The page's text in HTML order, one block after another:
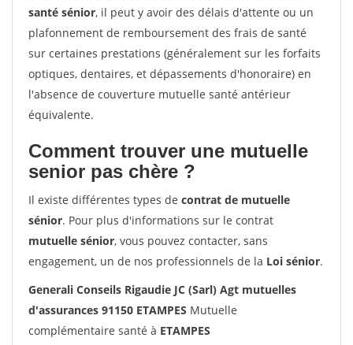
santé sénior, il peut y avoir des délais d'attente ou un
plafonnement de remboursement des frais de santé
sur certaines prestations (généralement sur les forfaits
optiques, dentaires, et dépassements d'honoraire) en
l'absence de couverture mutuelle santé antérieur
équivalente.
Comment trouver une mutuelle
senior pas chère ?
Il existe différentes types de contrat de mutuelle
sénior. Pour plus d'informations sur le contrat
mutuelle sénior, vous pouvez contacter, sans
engagement, un de nos professionnels de la Loi sénior.
Generali Conseils Rigaudie JC (Sarl) Agt mutuelles
d'assurances 91150 ETAMPES Mutuelle
complémentaire santé à ETAMPES